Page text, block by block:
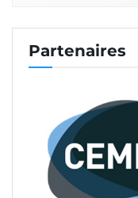
Partenaires